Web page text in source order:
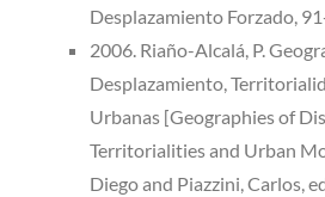
Desplazamiento Forzado,
2006. Riaño-Alcalá, P.
Desplazamiento,
Urbanas [Geographies of
Territorialities and Urban
Diego and Piazzini, Carlos,